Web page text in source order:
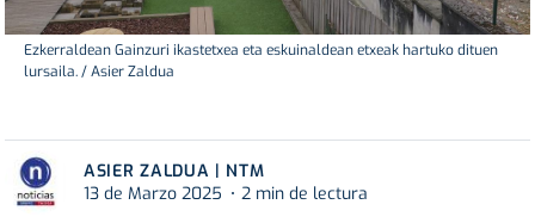
Ezkerraldean Gainzuri ikastetxea eta eskuinaldean etxeak hartuko dituen
lursaila. / Asier Zaldua
ASIER ZALDUA | NTM
13 de Marzo 2025
2 min de lectura